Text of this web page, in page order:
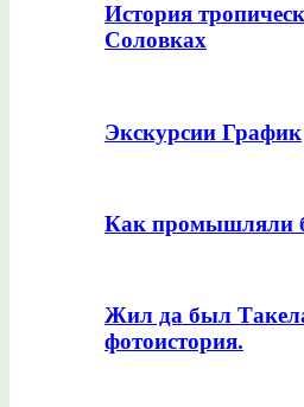
История
Соловках
Экскурсии График
Как промышляли
Жил да был
фотоистория.